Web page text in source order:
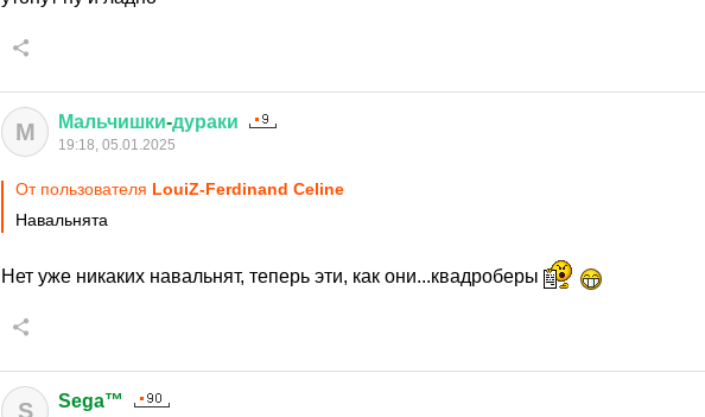
М Мальчишки-дураки
19:18, 05.01.2025
От пользователя LouiZ-Ferdinand Celine
Навальнята
Нет уже никаких навальнят, теперь эти, как они...квадроберы
S Sega™